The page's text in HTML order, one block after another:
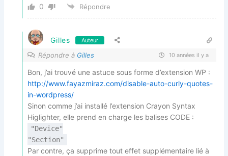
0 Répondre
Gilles Auteur
Répondre à Gilles 10 années il y a
Bon, j’ai trouvé une astuce sous forme d’extension WP :
http://www.fayazmiraz.com/disable-auto-curly-quotes-
in-wordpress/
Sinon comme j’ai installé l’extension Crayon Syntax
Higlighter, elle prend en charge les balises CODE :
"Device"
"Section"
Par contre, ça supprime tout effet supplémentaire lié à